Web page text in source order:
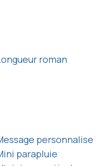
roman
personnalise
parapluie